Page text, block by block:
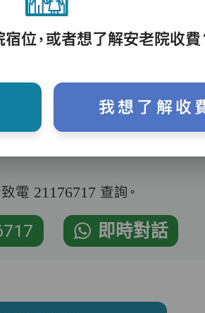
浴、餵飯、換尿片
電 21176717 查詢。
即時對話
位，或者想了解安老院收費
我想了解收